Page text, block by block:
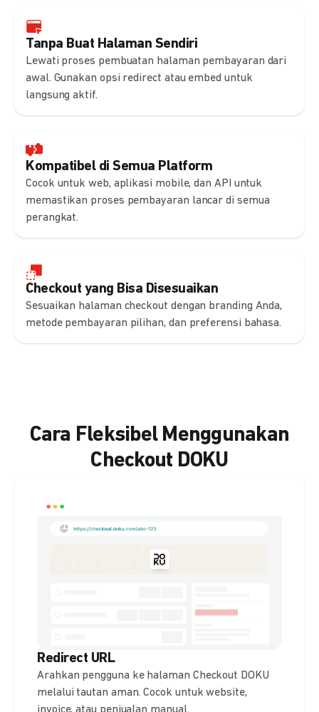
Tanpa Buat Halaman Sendiri
Lewati proses pembuatan halaman pembayaran dari
awal. Gunakan opsi redirect atau embed untuk
langsung aktif.
Kompatibel di Semua Platform
Cocok untuk web, aplikasi mobile, dan API untuk
memastikan proses pembayaran lancar di semua
perangkat.
Checkout yang Bisa Disesuaikan
Sesuaikan halaman checkout dengan branding Anda,
metode pembayaran pilihan, dan preferensi bahasa.
Cara Fleksibel Menggunakan
Checkout DOKU
Redirect URL
Arahkan pengguna ke halaman Checkout DOKU
melalui tautan aman. Cocok untuk website,